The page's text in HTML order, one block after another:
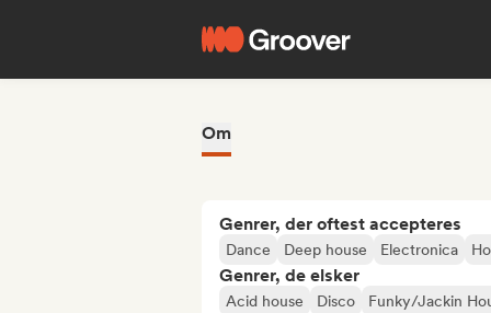
Om
Genrer, der oftest accepteres
Dance Deep house Electronica
Genrer, de elsker
Acid house Disco Funky/Jackin